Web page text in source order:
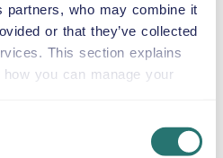
partners, who may combine it
or that they’ve collected
This section explains
you can manage your